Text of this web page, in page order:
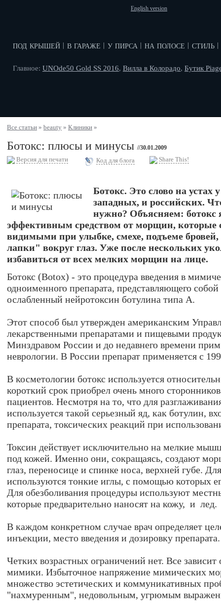
English version
под крышей в гараже у пирса на полосе стиль
Главное: UNOde50 Gold SS 2016, Вилла в Колорадо, Бутик
Все статьи » beauty » Клиники »
Ботокс: плюсы и минусы //30.01.2009
Версия для печати Код для блога Share This!
Ботокс. Это слово на устах
западных, и российских.
нужно? Объясняем: ботокс
эффективным средством от морщин, которые
видимыми при улыбке, смехе, подъеме
лапки" вокруг глаз. Уже после нескольких
избавиться от всех мелких морщин на лице.
Ботокс (Botox) - это процедура введения в
одноименного препарата, представляющего
ослабленный нейротоксин ботулина типа А.
Этот способ был утвержден американским
лекарственными препаратами и пищевыми
Минздравом России и до недавнего времени
неврологии. В России препарат применяется с
В косметологии ботокс используется
короткий срок приобрел очень много
пациентов. Несмотря на то, что для
используется такой серьезный яд, как ботулин,
препарата, токсических реакций при
Токсин действует исключительно на мелкие
под кожей. Именно они, сокращаясь, создают
глаз, переносице и спинке носа, верхней губе.
используются тонкие иглы, с помощью которых
Для обезболивания процедуры используют
которые предварительно наносят на кожу, и лед.
В каждом конкретном случае врач определяет
инъекции, место введения и дозировку препарата.
Четких возрастных ограничений нет. Все зависит
мимики. Избыточное напряжение мимических
множество эстетических и коммуникативных
"нахмуренным", недовольным, угрюмым